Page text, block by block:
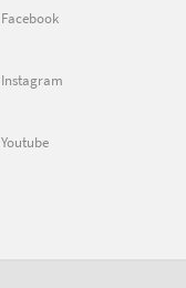
Facebook
Instagram
Youtube